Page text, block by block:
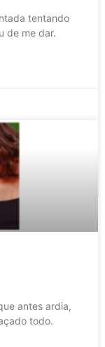
tentando
de me dar.
antes ardia,
todo.